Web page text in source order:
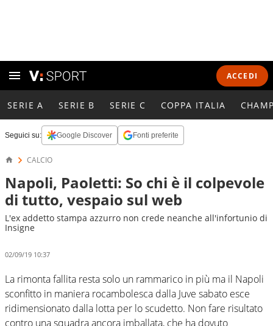
ACCEDI
SERIE A SERIE B SERIE C COPPA ITALIA
Seguici su: Google Discover Fonti preferite
CALCIO
Napoli, Paoletti: So chi è il colpevole
di tutto, vespaio sul web
L'ex addetto stampa azzurro non crede neanche all'infortunio di
Insigne
02/09/19 10:37
La rimonta fallita resta solo un rammarico in più ma il Napoli
sconfitto in maniera rocambolesca dalla Juve sabato esce
ridimensionato dalla lotta per lo scudetto. Non fare risultato
contro una squadra ancora imballata, che ha dovuto